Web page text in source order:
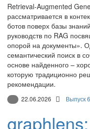
Retrieval-Augmented
рассматривается в
ботов поверх базы
руководств по RAG
опорой на документы».
семантический поиск в
основе найденного –
которую традиционно
рекомендации.
22.06.2026 Выпуск